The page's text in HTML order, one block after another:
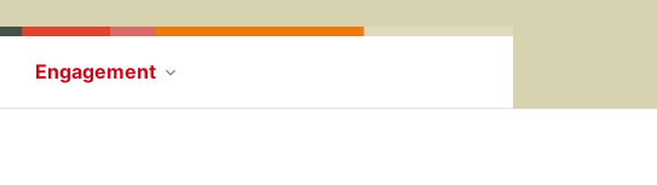
Engagement